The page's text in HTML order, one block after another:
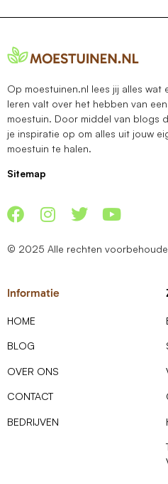
Op moestuinen.nl lees jij alles wat
leren valt over het hebben van een
moestuin. Door middel van blogs
je inspiratie op om alles uit jouw
moestuin te halen.
Sitemap
© 2025 Alle rechten
Informatie
HOME
BLOG
OVER ONS
CONTACT
BEDRIJVEN